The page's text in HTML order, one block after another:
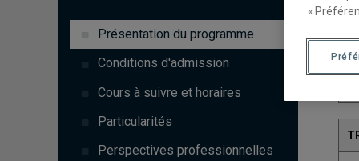
Présentation du programme
Conditions d'admission
Cours à suivre et horaires
Particularités
Perspectives professionnelles
«